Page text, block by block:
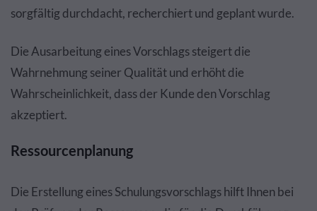
sorgfältig durchdacht, recherchiert und geplant wurde.
Die Ausarbeitung eines Vorschlags steigert die
Wahrnehmung seiner Qualität und erhöht die
Wahrscheinlichkeit, dass der Kunde den Vorschlag
akzeptiert.
Ressourcenplanung
Die Erstellung eines Schulungsvorschlags hilft Ihnen bei